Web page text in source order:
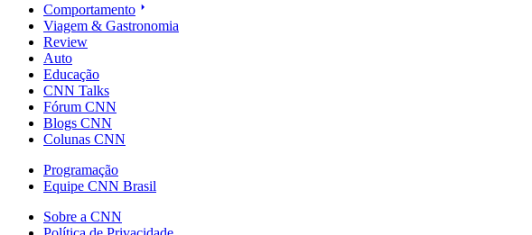
Comportamento
Viagem & Gastronomia
Review
Auto
Educação
CNN Talks
Fórum CNN
Blogs CNN
Colunas CNN
Programação
Equipe CNN Brasil
Sobre a CNN